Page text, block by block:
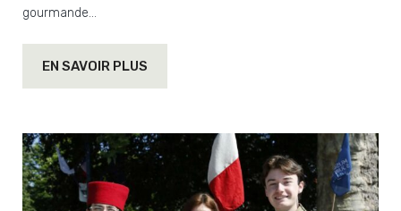
gourmande…
EN SAVOIR PLUS